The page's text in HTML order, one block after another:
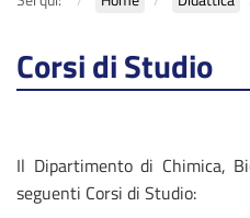
Corsi di Studio
Il Dipartimento di Chimica,
seguenti Corsi di Studio: